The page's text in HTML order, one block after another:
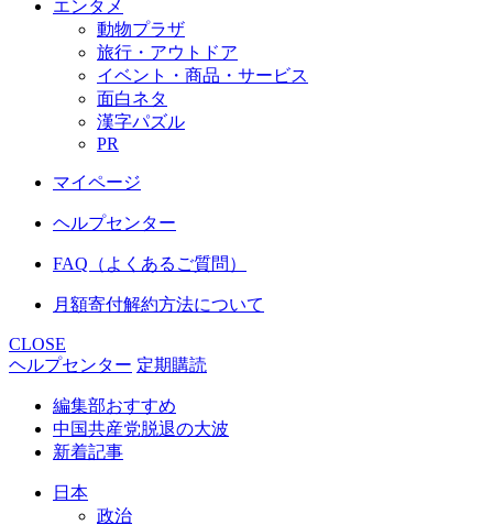
エンタメ
動物プラザ
旅行・アウトドア
イベント・商品・サービス
面白ネタ
漢字パズル
PR
マイページ
ヘルプセンター
FAQ（よくあるご質問）
月額寄付解約方法について
CLOSE
ヘルプセンター 定期購読
編集部おすすめ
中国共産党脱退の大波
新着記事
日本
政治